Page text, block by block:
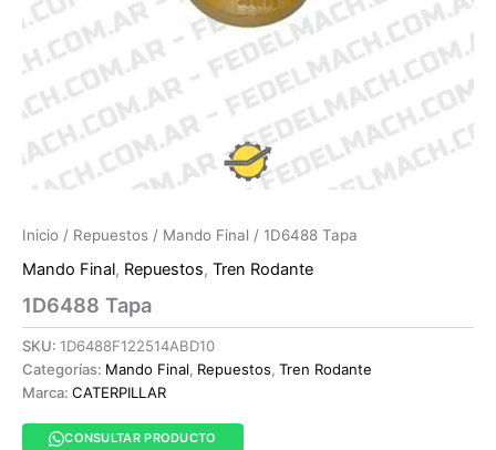
Inicio / Repuestos / Mando Final / 1D6488 Tapa
Mando Final, Repuestos, Tren Rodante
1D6488 Tapa
SKU: 1D6488F122514ABD10
Categorías: Mando Final, Repuestos, Tren Rodante
Marca: CATERPILLAR
CONSULTAR PRODUCTO